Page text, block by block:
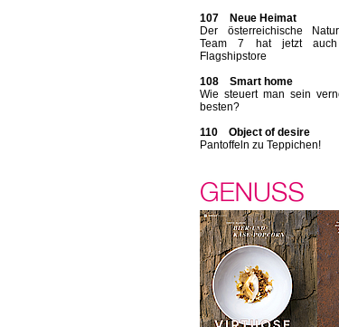
107 Neue Heimat
Der österreichische
Team 7 hat jetzt
Flagshipstore
108 Smart home
Wie steuert man sein
besten?
110 Object of desire
Pantoffeln zu Teppichen!